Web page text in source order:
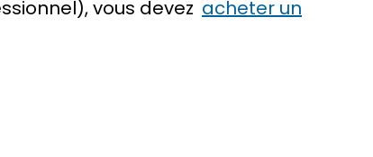
vous devez acheter un